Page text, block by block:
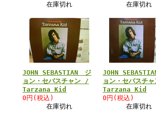
在庫切れ
在庫切れ
JOHN SEBASTIAN ジ
ョン・セバスチャン /
Tarzana Kid
0円(税込)
在庫切れ
JOHN
ョン・セバスチ
Tarzana Kid
0円(税込)
在庫切れ